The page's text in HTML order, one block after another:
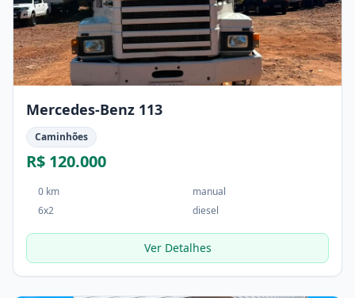
Mercedes-Benz 113
Caminhões
R$ 120.000
0 km
manual
6x2
diesel
Ver Detalhes